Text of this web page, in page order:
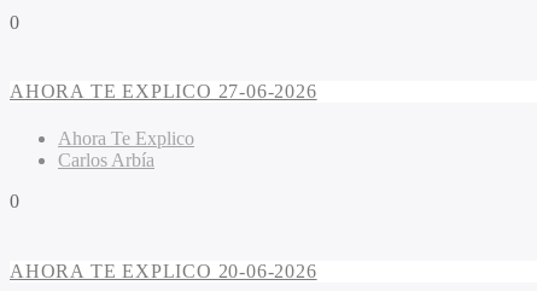
0
AHORA TE EXPLICO 27-06-2026
Ahora Te Explico
Carlos Arbía
0
AHORA TE EXPLICO 20-06-2026